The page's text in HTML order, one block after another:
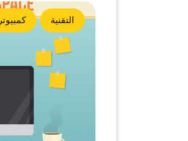
التقنية كمبيوتر